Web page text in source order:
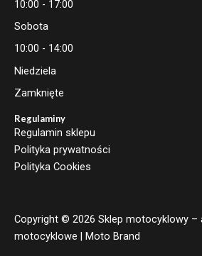
10:00 - 17:00
Sobota
10:00 - 14:00
Niedziela
Zamknięte
Regulaminy
Regulamin sklepu
Polityka prywatności
Polityka Cookies
Copyright © 2026 Sklep motocyklowy –
motocyklowe | Moto Brand